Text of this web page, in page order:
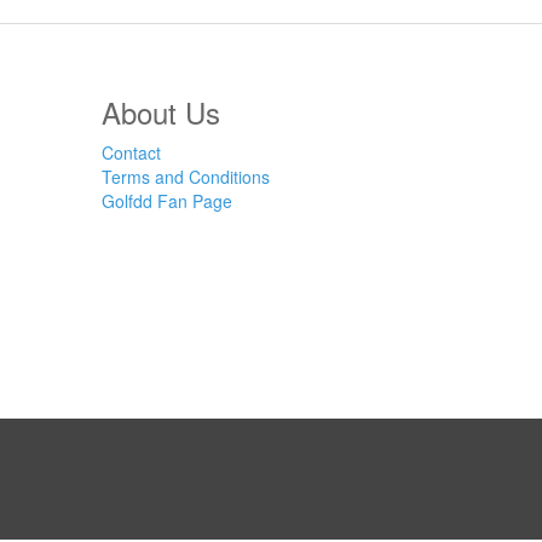
About Us
Contact
Terms and Conditions
Golfdd Fan Page